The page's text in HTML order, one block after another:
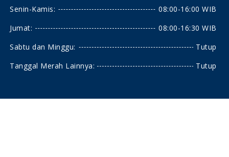
Senin-Kamis:
08:00-16:00 WIB
Jumat:
08:00-16:30 WIB
Sabtu dan Minggu:
Tutup
Tanggal Merah Lainnya:
Tutup